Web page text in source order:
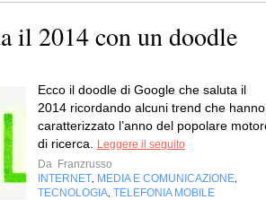
il 2014 con un doodle
Ecco il doodle di Google che saluta il
2014 ricordando alcuni trend che hanno
caratterizzato l’anno del popolare
di ricerca.
Leggere il seguito
Da Franzrusso
INTERNET MEDIA E COMUNICAZIONE
TECNOLOGIA TELEFONIA MOBILE